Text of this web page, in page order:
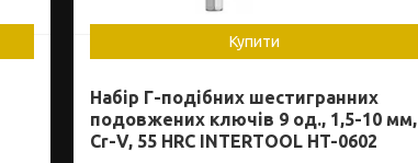
Купити
Набір Г-подібних шестигранних
подовжених ключів 9 од., 1,5-10 мм,
Cr-V, 55 HRC INTERTOOL HT-0602